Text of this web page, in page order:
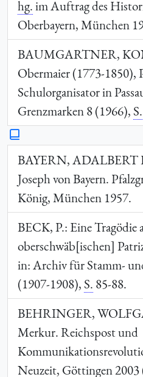
hg.im Auftrag des
Oberbayern, München
BAUMGARTNER,
Obermaier (1773-1850),
Schulorganisator in
Grenzmarken 8 (1966),S.
BAYERN,
Joseph von Bayern.
König, München 1957.
BECK, P.: Eine Tragödie
oberschwäb[ischen]
in: Archiv für Stamm-
(1907-1908),S. 85-88.
BEHRINGER,
Merkur. Reichspost und
Neuzeit, Göttingen